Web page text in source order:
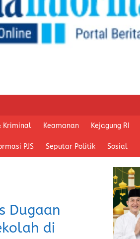
Kriminal Keamanan Kejagung RI
PJS Seputar Politik Sosial
Dugaan
di